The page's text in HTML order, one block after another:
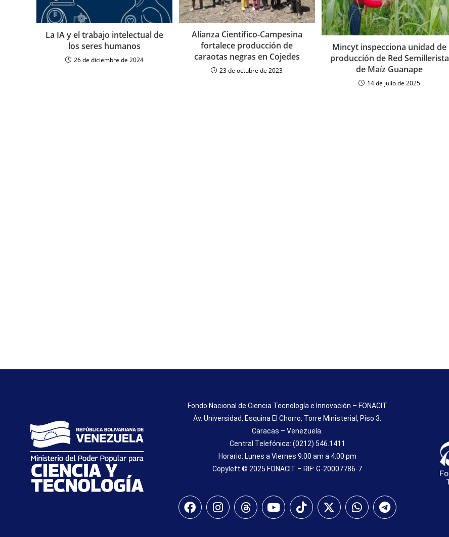
La IA y el trabajo intelectual de
los seres humanos
26 de diciembre de 2024
Alianza Científico-Campesina
fortalece producción de
caraotas negras en Cojedes
23 de octubre de 2023
Mincyt inspecciona unidad de
producción de Red Semillerista
de Maíz Guanape
14 de julio de 2025
Fondo Nacional de Ciencia Tecnología e Innovación – FONACIT
Av. Universidad, Esquina El Chorro, Torre Ministerial, Piso 3.
Caracas – Venezuela.
Central Telefónica: (0212) 546.1411
Horario: Lunes a Viernes 9:00 am a 4:00 pm
Copyleft © 2025 FONACIT – RIF: G-20007786-7